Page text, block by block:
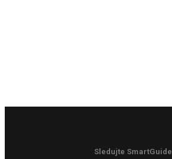
Sledujte SmartGuide